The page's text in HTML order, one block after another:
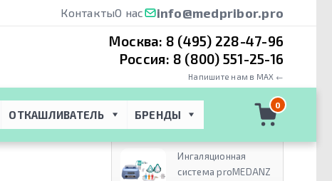
КонтактыО нас info@medpribor.pro
Москва: 8 (495) 228-47-96
Россия: 8 (800) 551-25-16
Напишите нам в MAX ←
ОТКАШЛИВАТЕЛЬ БРЕНДЫ
0
Рекомендуем
Ингаляционная
система proMEDANZ